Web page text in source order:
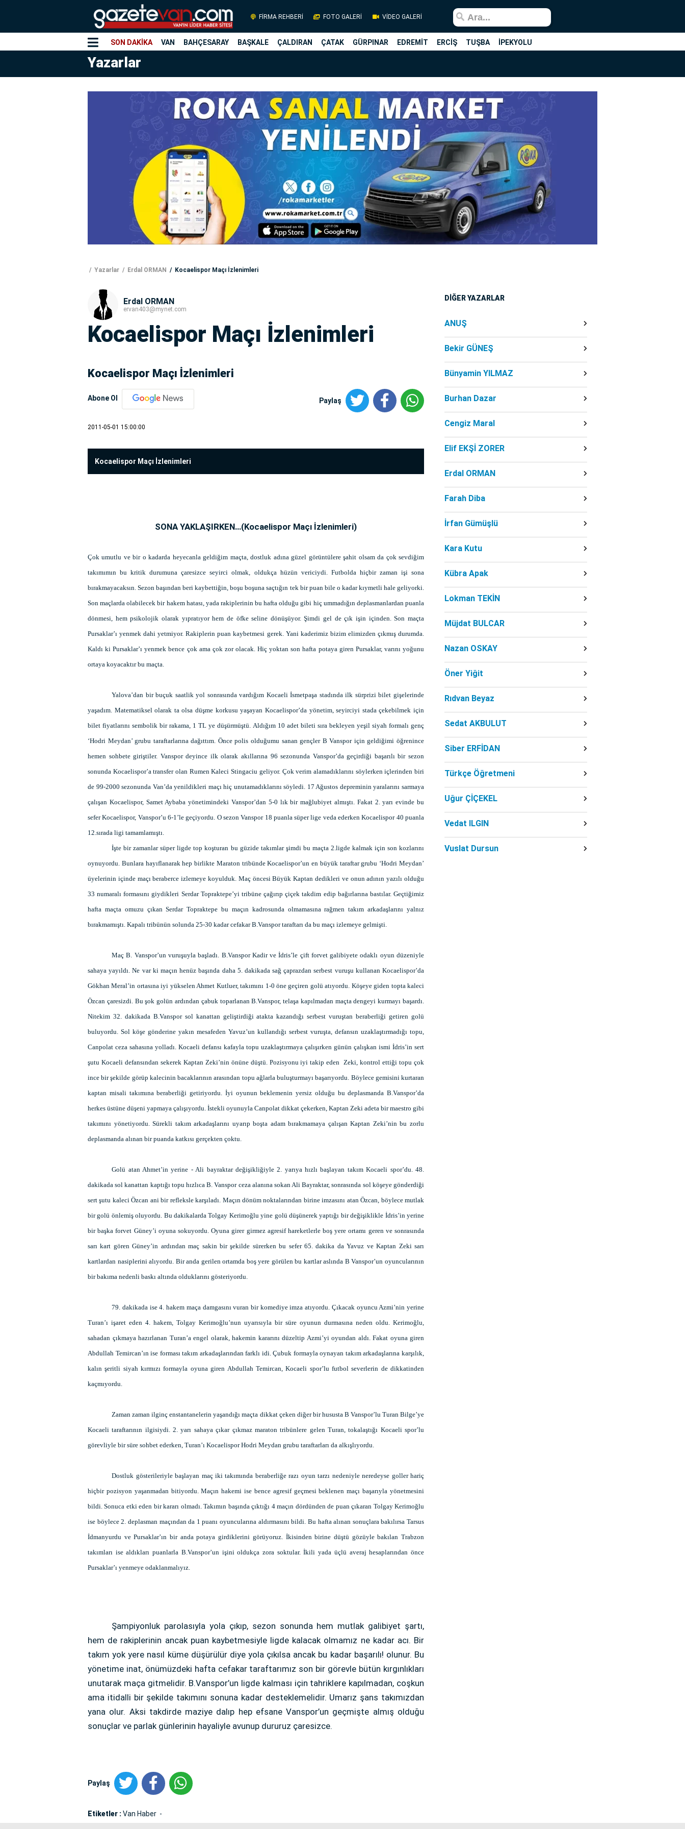
FİRMA REHBERİ FOTO GALERİ VİDEO GALERİ
SON DAKİKA VAN BAHÇESARAY BAŞKALE ÇALDIRAN ÇATAK GÜRPINAR EDREMİT ERCİŞ TUŞBA İPEKYOLU
Yazarlar
Yazarlar Erdal ORMAN Kocaelispor Maçı İzlenimleri
Erdal ORMAN
ervan403@mynet.com
Kocaelispor Maçı İzlenimleri
Kocaelispor Maçı İzlenimleri
Abone Ol Paylaş
2011-05-01 15:00:00
Kocaelispor Maçı İzlenimleri
SONA YAKLAŞIRKEN…(Kocaelispor Maçı İzlenimleri)
Çok umutlu ve bir o kadarda heyecanla geldiğim maçta, dostluk adına güzel görüntülere şahit olsam da çok sevdiğim
takımımın bu kritik durumuna çaresizce seyirci olmak, oldukça hüzün vericiydi. Futbolda hiçbir zaman işi sona
bırakmayacaksın. Sezon başından beri kaybettiğin, boşu boşuna saçtığın tek bir puan bile o kadar kıymetli hale geliyorki.
Son maçlarda olabilecek bir hakem hatası, yada rakiplerinin bu hafta olduğu gibi hiç ummadığın deplasmanlardan puanla
dönmesi, hem psikolojik olarak yıpratıyor hem de öfke seline dönüşüyor. Şimdi gel de çık işin içinden. Son maçta
Pursaklar’ı yenmek dahi yetmiyor. Rakiplerin puan kaybetmesi gerek. Yani kaderimiz bizim elimizden çıkmış durumda.
Kaldı ki Pursaklar’ı yenmek bence çok ama çok zor olacak. Hiç yoktan son hafta potaya giren Pursaklar, varını yoğunu
ortaya koyacaktır bu maçta.
Yalova’dan bir buçuk saatlik yol sonrasında vardığım Kocaeli İsmetpaşa stadında ilk sürprizi bilet gişelerinde
yaşadım. Matematiksel olarak ta olsa düşme korkusu yaşayan Kocaelispor’da yönetim, seyirciyi stada çekebilmek için
bilet fiyatlarını sembolik bir rakama, 1 TL ye düşürmüştü. Aldığım 10 adet bileti sıra bekleyen yeşil siyah formalı genç
‘Hodri Meydan’ grubu taraftarlarına dağıttım. Önce polis olduğumu sanan gençler B Vanspor için geldiğimi öğrenince
hemen sohbete giriştiler. Vanspor deyince ilk olarak akıllarına 96 sezonunda Vanspor’da geçirdiği başarılı bir sezon
sonunda Kocaelispor’a transfer olan Rumen Kaleci Stingaciu geliyor. Çok verim alamadıklarını söylerken içlerinden biri
de 99-2000 sezonunda Van’da yenildikleri maçı hiç unutamadıklarını söyledi. 17 Ağustos depreminin yaralarını sarmaya
çalışan Kocaelispor, Samet Aybaba yönetimindeki Vanspor’dan 5-0 lık bir mağlubiyet almıştı. Fakat 2. yarı evinde bu
sefer Kocaelispor, Vanspor’u 6-1’le geçiyordu. O sezon Vanspor 18 puanla süper lige veda ederken Kocaelispor 40 puanla
12.sırada ligi tamamlamıştı.
İşte bir zamanlar süper ligde top koşturan bu güzide takımlar şimdi bu maçta 2.ligde kalmak için son kozlarını
oynuyordu. Bunlara hayıflanarak hep birlikte Maraton tribünde Kocaelispor’un en büyük taraftar grubu ‘Hodri Meydan’
üyelerinin içinde maçı beraberce izlemeye koyulduk. Maç öncesi Büyük Kaptan dedikleri ve onun adının yazılı olduğu
33 numaralı formasını giydikleri Serdar Topraktepe’yi tribüne çağırıp çiçek takdim edip bağırlarına bastılar. Geçtiğimiz
hafta maçta omuzu çıkan Serdar Topraktepe bu maçın kadrosunda olmamasına rağmen takım arkadaşlarını yalnız
bırakmamıştı. Kapalı tribünün solunda 25-30 kadar cefakar B.Vanspor taraftarı da bu maçı izlemeye gelmişti.
Maç B. Vanspor’un vuruşuyla başladı. B.Vanspor Kadir ve İdris’le çift forvet galibiyete odaklı oyun düzeniyle
sahaya yayıldı. Ne var ki maçın henüz başında daha 5. dakikada sağ çaprazdan serbest vuruşu kullanan Kocaelispor’da
Gökhan Meral’in ortasına iyi yükselen Ahmet Kutluer, takımını 1-0 öne geçiren golü atıyordu. Köşeye giden topta kaleci
Özcan çaresizdi. Bu şok golün ardından çabuk toparlanan B.Vanspor, telaşa kapılmadan maçta dengeyi kurmayı başardı.
Nitekim 32. dakikada B.Vanspor sol kanattan geliştirdiği atakta kazandığı serbest vuruştan beraberliği getiren golü
buluyordu. Sol köşe gönderine yakın mesafeden Yavuz’un kullandığı serbest vuruşta, defansın uzaklaştırmadığı topu,
Canpolat ceza sahasına yolladı. Kocaeli defansı kafayla topu uzaklaştırmaya çalışırken günün çalışkan ismi İdris’in sert
şutu Kocaeli defansından sekerek Kaptan Zeki’nin önüne düştü. Pozisyonu iyi takip eden Zeki, kontrol ettiği topu çok
ince bir şekilde görüp kalecinin bacaklarının arasından topu ağlarla buluşturmayı başarıyordu. Böylece gemisini kurtaran
kaptan misali takımına beraberliği getiriyordu. İyi oyunun beklemenin yersiz olduğu bu deplasmanda B.Vanspor’da
herkes üstüne düşeni yapmaya çalışıyordu. İstekli oyunuyla Canpolat dikkat çekerken, Kaptan Zeki adeta bir maestro gibi
takımını yönetiyordu. Sürekli takım arkadaşlarını uyarıp boşta adam bırakmamaya çalışan Kaptan Zeki’nin bu zorlu
deplasmanda alınan bir puanda katkısı gerçekten çoktu.
Golü atan Ahmet’in yerine - Ali bayraktar değişikliğiyle 2. yarıya hızlı başlayan takım Kocaeli spor’du. 48.
dakikada sol kanattan kaptığı topu hızlıca B. Vanspor ceza alanına sokan Ali Bayraktar, sonrasında sol köşeye gönderdiği
sert şutu kaleci Özcan ani bir refleksle karşıladı. Maçın dönüm noktalarından birine imzasını atan Özcan, böylece mutlak
bir golü önlemiş oluyordu. Bu dakikalarda Tolgay Kerimoğlu yine golü düşünerek yaptığı bir değişiklikle İdris’in yerine
bir başka forvet Güney’i oyuna sokuyordu. Oyuna girer girmez agresif hareketlerle boş yere ortamı geren ve sonrasında
sarı kart gören Güney’in ardından maç sakin bir şekilde sürerken bu sefer 65. dakika da Yavuz ve Kaptan Zeki sarı
kartlardan nasiplerini alıyordu. Bir anda gerilen ortamda boş yere görülen bu kartlar aslında B Vanspor’un oyuncularının
bir bakıma nedenli baskı altında olduklarını gösteriyordu.
79. dakikada ise 4. hakem maça damgasını vuran bir komediye imza atıyordu. Çıkacak oyuncu Azmi’nin yerine
Turan’ı işaret eden 4. hakem, Tolgay Kerimoğlu’nun uyarısıyla bir süre oyunun durmasına neden oldu. Kerimoğlu,
sahadan çıkmaya hazırlanan Turan’a engel olarak, hakemin kararını düzeltip Azmi’yi oyundan aldı. Fakat oyuna giren
Abdullah Temircan’ın ise forması takım arkadaşlarından farklı idi. Çubuk formayla oynayan takım arkadaşlarına karşılık,
kalın şeritli siyah kırmızı formayla oyuna giren Abdullah Temircan, Kocaeli spor’lu futbol severlerin de dikkatinden
kaçmıyordu.
Zaman zaman ilginç enstantanelerin yaşandığı maçta dikkat çeken diğer bir hususta B Vanspor’lu Turan Bilge’ye
Kocaeli taraftarının ilgisiydi. 2. yarı sahaya çıkar çıkmaz maraton tribünlere gelen Turan, tokalaştığı Kocaeli spor’lu
görevliyle bir süre sohbet ederken, Turan’ı Kocaelispor Hodri Meydan grubu taraftarları da alkışlıyordu.
Dostluk gösterileriyle başlayan maç iki takımında beraberliğe razı oyun tarzı nedeniyle neredeyse goller hariç
hiçbir pozisyon yaşanmadan bitiyordu. Maçın hakemi ise bence agresif geçmesi beklenen maçı başarıyla yönetmesini
bildi. Sonuca etki eden bir kararı olmadı. Takımın başında çıktığı 4 maçın dördünden de puan çıkaran Tolgay Kerimoğlu
ise böylece 2. deplasman maçından da 1 puanı oyuncularına aldırmasını bildi. Bu hafta alınan sonuçlara bakılırsa Tarsus
İdmanyurdu ve Pursaklar’ın bir anda potaya girdiklerini görüyoruz. İkisinden birine düştü gözüyle bakılan Trabzon
takımları ise aldıkları puanlarla B.Vanspor’un işini oldukça zora soktular. İkili yada üçlü averaj hesaplarından önce
Pursaklar’ı yenmeye odaklanmalıyız.
Şampiyonluk parolasıyla yola çıkıp, sezon sonunda hem mutlak galibiyet şartı,
hem de rakiplerinin ancak puan kaybetmesiyle ligde kalacak olmamız ne kadar acı. Bir
takım yok yere nasıl küme düşürülür diye yola çıkılsa ancak bu kadar başarılı! olunur. Bu
yönetime inat, önümüzdeki hafta cefakar taraftarımız son bir görevle bütün kırgınlıkları
unutarak maça gitmelidir. B.Vanspor’un ligde kalması için tahriklere kapılmadan, coşkun
ama itidalli bir şekilde takımını sonuna kadar desteklemelidir. Umarız şans takımızdan
yana olur. Aksi takdirde maziye dalıp hep efsane Vanspor’un geçmişte almış olduğu
sonuçlar ve parlak günlerinin hayaliyle avunup dururuz çaresizce.
Paylaş
Etiketler :Van Haber
DİĞER YAZARLAR
ANUŞ
Bekir GÜNEŞ
Bünyamin YILMAZ
Burhan Dazar
Cengiz Maral
Elif EKŞİ ZORER
Erdal ORMAN
Farah Diba
İrfan Gümüşlü
Kara Kutu
Kübra Apak
Lokman TEKİN
Müjdat BULCAR
Nazan OSKAY
Öner Yiğit
Rıdvan Beyaz
Sedat AKBULUT
Siber ERFİDAN
Türkçe Öğretmeni
Uğur ÇİÇEKEL
Vedat ILGIN
Vuslat Dursun